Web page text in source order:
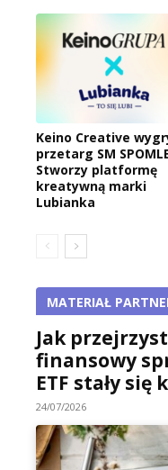
Keino Creative
przetarg SM
Stworzy platformę
kreatywną marki
Lubianka
MATERIAŁ
Jak
finansowy
ETF stały
24/07/2026